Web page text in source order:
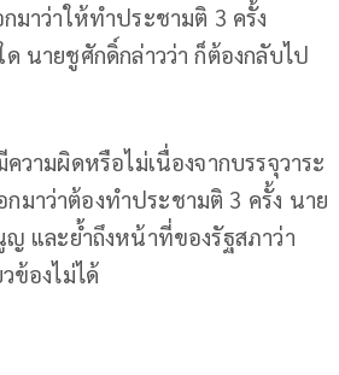
มาว่าให้ทำประชามติ 3 ครั้ง
นายชูศักดิ์กล่าวว่า ก็ต้องกลับไป
ามผิดหรือไม่เนื่องจากบรรจุวาระ
มาว่าต้องทำประชามติ 3 ครั้ง นาย
และย้ำถึงหน้าที่ของรัฐสภาว่า
ข้องไม่ได้